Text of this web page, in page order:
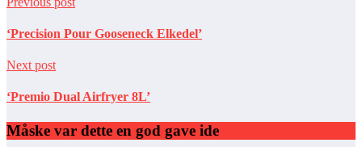
‘Precision Pour Gooseneck Elkedel’
Next post
‘Premio Dual Airfryer 8L’
Måske var dette en god gave ide